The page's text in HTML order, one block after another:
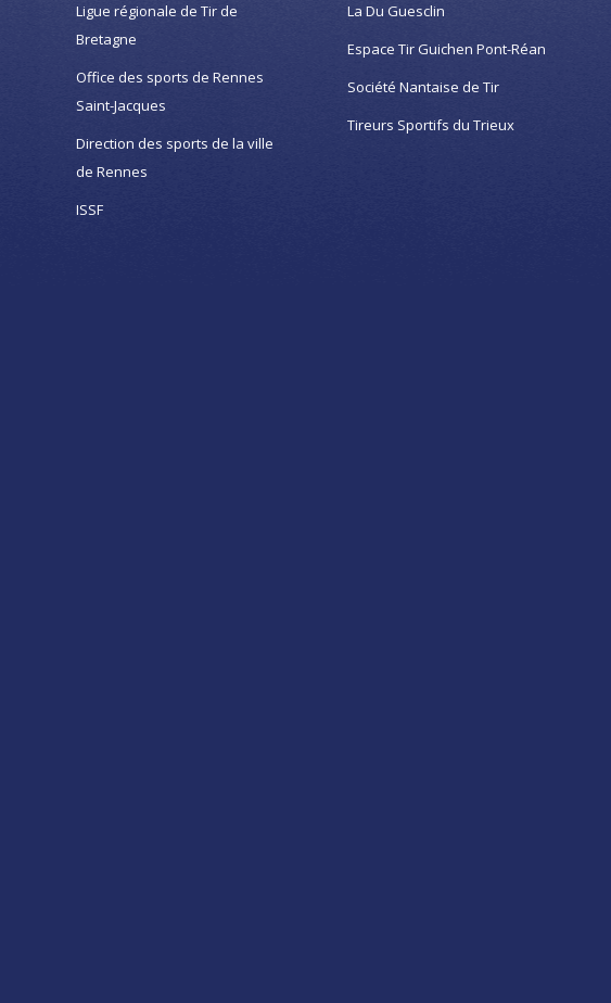
Ligue régionale de Tir de
Bretagne
Office des sports de Rennes
Saint-Jacques
Direction des sports de la ville
de Rennes
ISSF
La Du Guesclin
Espace Tir Guichen Pont-Réan
Société Nantaise de Tir
Tireurs Sportifs du Trieux